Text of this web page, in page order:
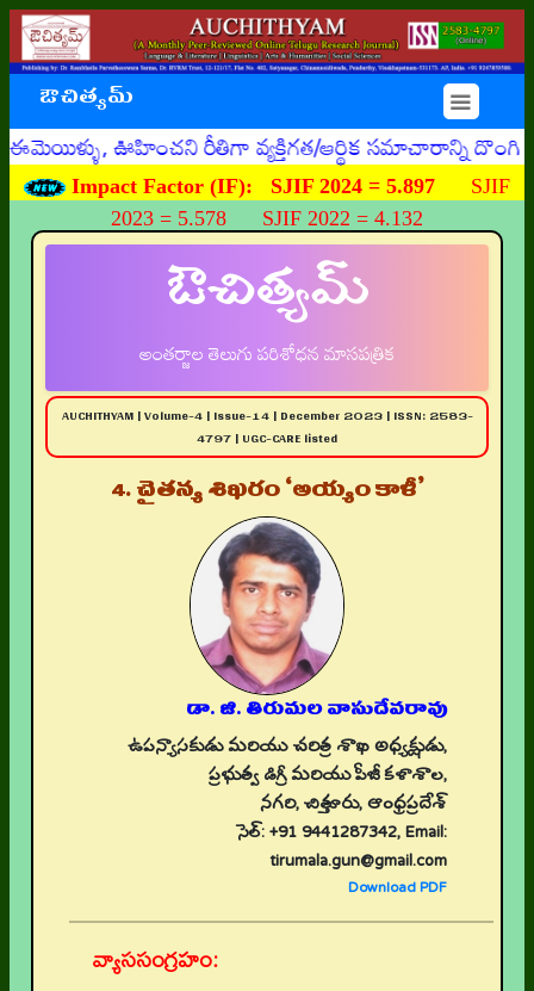
ఔచిత్యమ్ ☰
రీతిగా వ్యక్తిగత/ఆర్థిక సమాచారాన్ని దొంగిలించే
Impact Factor (IF): SJIF 2024 = 5.897 SJIF
2023 = 5.578 SJIF 2022 = 4.132
ఔచిత్యమ్
అంతర్జాల తెలుగు పరిశోధన మాసపత్రిక
AUCHITHYAM | Volume-4 | Issue-14 | December 2023 | ISSN: 2583-
4797 | UGC-CARE listed
4. చైతన్య శిఖరం ‘అయ్యం కాళీ’
డా. జి. తిరుమల వాసుదేవరావు
ఉపన్యాసకుడు మరియు చరిత్ర శాఖ అధ్యక్షుడు,
ప్రభుత్వ డిగ్రీ మరియు పీజీ కళాశాల,
నగరి, చిత్తూరు, ఆంధ్రప్రదేశ్
సెల్: +91 9441287342, Email:
tirumala.gun@gmail.com
Download PDF
వ్యాససంగ్రహం: